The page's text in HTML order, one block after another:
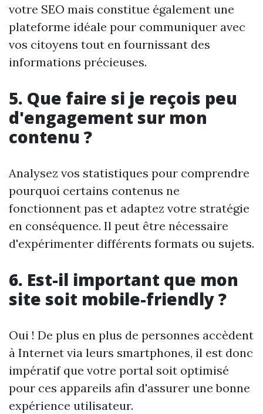
votre SEO mais constitue également une
plateforme idéale pour communiquer avec
vos citoyens tout en fournissant des
informations précieuses.
5. Que faire si je reçois peu
d'engagement sur mon
contenu ?
Analysez vos statistiques pour comprendre
pourquoi certains contenus ne
fonctionnent pas et adaptez votre stratégie
en conséquence. Il peut être nécessaire
d'expérimenter différents formats ou sujets.
6. Est-il important que mon
site soit mobile-friendly ?
Oui ! De plus en plus de personnes accèdent
à Internet via leurs smartphones, il est donc
impératif que votre portal soit optimisé
pour ces appareils afin d'assurer une bonne
expérience utilisateur.